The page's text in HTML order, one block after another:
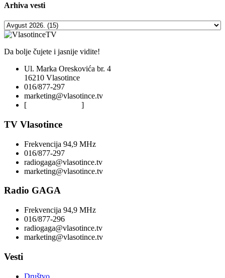
Arhiva vesti
Da bolje čujete i jasnije vidite!
Ul. Marka Oreskovića br. 4
16210 Vlasotince
016/877-297
marketing@vlasotince.tv
[
]
TV Vlasotince
Frekvencija 94,9 MHz
016/877-297
radiogaga@vlasotince.tv
marketing@vlasotince.tv
Radio GAGA
Frekvencija 94,9 MHz
016/877-296
radiogaga@vlasotince.tv
marketing@vlasotince.tv
Vesti
Društvo